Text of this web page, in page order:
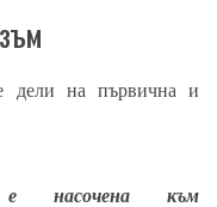
дели на първична и
е насочена към